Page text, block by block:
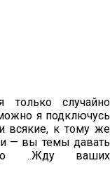
случайно
я подключусь
всякие, к тому же
— вы темы давать
..Жду ваших